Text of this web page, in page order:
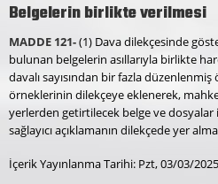
Belgelerin birlikte verilmesi
MADDE 121-(1) Dava dilekçesinde
bulunan belgelerin asıllarıyla birlikte
davalı sayısından bir fazla
örneklerinin dilekçeye eklenerek,
yerlerden getirtilecek belge ve
sağlayıcı açıklamanın dilekçede yer
İçerik Yayınlanma Tarihi: Pzt, 03/03/